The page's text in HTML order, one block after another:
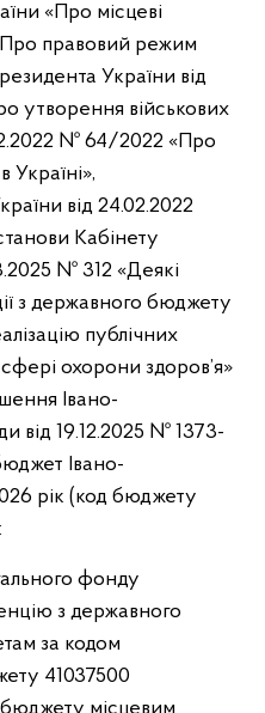
«Про місцеві
правовий режим
України від
утворення військових
№ 64/2022 «Про
Україні»,
від 24.02.2022
Кабінету
№ 312 «Деякі
з державного бюджету
публічних
охорони здоров’я»
Івано-
від 19.12.2025 № 1373-
Івано-
рік (код бюджету
фонду
з державного
за кодом
41037500